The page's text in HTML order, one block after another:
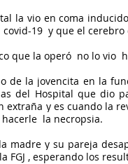
la vio en coma
19  y que el
que la operó  no lo vio
de la jovencita en la
del Hospital que dio
extraña y es cuando la
la necropsia.
madre y su pareja
FGJ , esperando los